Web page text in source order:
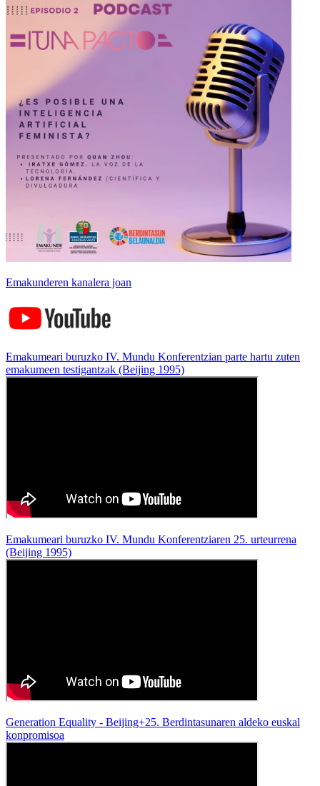
Emakunderen kanalera joan
Emakumeari buruzko IV. Mundu Konferentzian parte hartu zuten
emakumeen testigantzak (Beijing 1995)
Emakumeari buruzko IV. Mundu Konferentziaren 25. urteurrena
(Beijing 1995)
Generation Equality - Beijing+25. Berdintasunaren aldeko euskal
konpromisoa